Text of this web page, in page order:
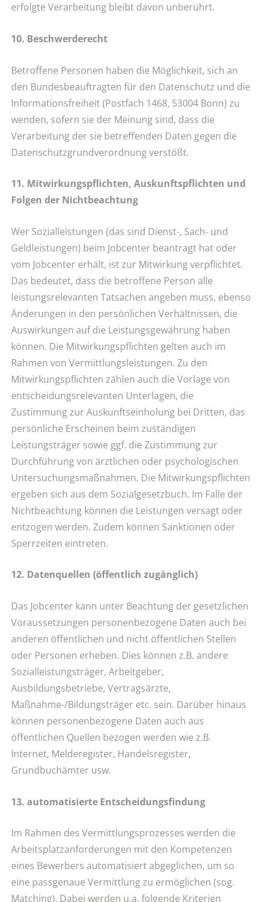
erfolgte Verarbeitung bleibt davon unberührt.
10. Beschwerderecht
Betroffene Personen haben die Möglichkeit, sich an
den Bundesbeauftragten für den Datenschutz und die
Informationsfreiheit (Postfach 1468, 53004 Bonn) zu
wenden, sofern sie der Meinung sind, dass die
Verarbeitung der sie betreffenden Daten gegen die
Datenschutzgrundverordnung verstößt.
11. Mitwirkungspflichten, Auskunftspflichten und
Folgen der Nichtbeachtung
Wer Sozialleistungen (das sind Dienst-, Sach- und
Geldleistungen) beim Jobcenter beantragt hat oder
vom Jobcenter erhält, ist zur Mitwirkung verpflichtet.
Das bedeutet, dass die betroffene Person alle
leistungsrelevanten Tatsachen angeben muss, ebenso
Änderungen in den persönlichen Verhältnissen, die
Auswirkungen auf die Leistungsgewährung haben
können. Die Mitwirkungspflichten gelten auch im
Rahmen von Vermittlungsleistungen. Zu den
Mitwirkungspflichten zählen auch die Vorlage von
entscheidungsrelevanten Unterlagen, die
Zustimmung zur Auskunftseinholung bei Dritten, das
persönliche Erscheinen beim zuständigen
Leistungsträger sowie ggf. die Zustimmung zur
Durchführung von ärztlichen oder psychologischen
Untersuchungsmaßnahmen. Die Mitwirkungspflichten
ergeben sich aus dem Sozialgesetzbuch. Im Falle der
Nichtbeachtung können die Leistungen versagt oder
entzogen werden. Zudem können Sanktionen oder
Sperrzeiten eintreten.
12. Datenquellen (öffentlich zugänglich)
Das Jobcenter kann unter Beachtung der gesetzlichen
Voraussetzungen personenbezogene Daten auch bei
anderen öffentlichen und nicht öffentlichen Stellen
oder Personen erheben. Dies können z.B. andere
Sozialleistungsträger, Arbeitgeber,
Ausbildungsbetriebe, Vertragsärzte,
Maßnahme-/Bildungsträger etc. sein. Darüber hinaus
können personenbezogene Daten auch aus
öffentlichen Quellen bezogen werden wie z.B.
Internet, Melderegister, Handelsregister,
Grundbuchämter usw.
13. automatisierte Entscheidungsfindung
Im Rahmen des Vermittlungsprozesses werden die
Arbeitsplatzanforderungen mit den Kompetenzen
eines Bewerbers automatisiert abgeglichen, um so
eine passgenaue Vermittlung zu ermöglichen (sog.
Matching). Dabei werden u.a. folgende Kriterien